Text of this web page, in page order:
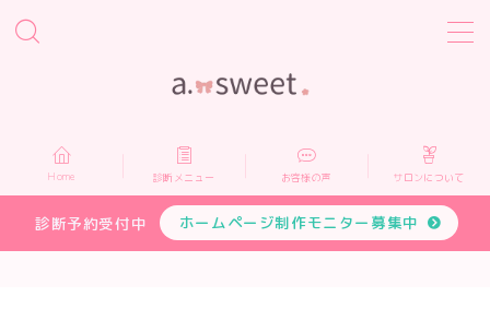
Home
診断メニュー
Home 診断メニュー お客様の声 サロンについて
診断予約受付中 ホームページ制作モニター募集中